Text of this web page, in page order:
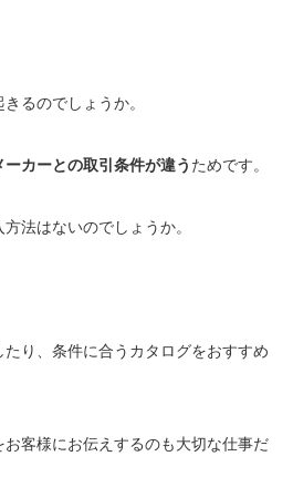
るのでしょうか。
ーカーとの取引条件が違う ためです。
法はないのでしょうか。
り、条件に合うカタログをおすすめ
客様にお伝えするのも大切な仕事だ